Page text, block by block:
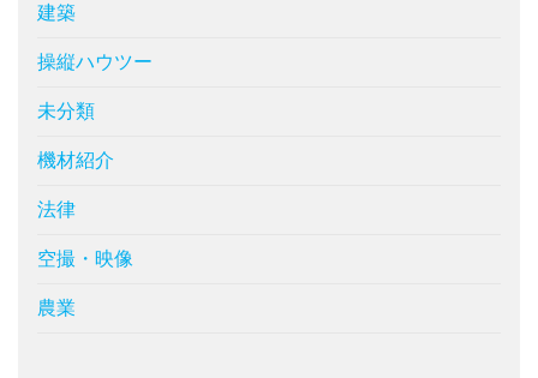
建築
操縦ハウツー
未分類
機材紹介
法律
空撮・映像
農業